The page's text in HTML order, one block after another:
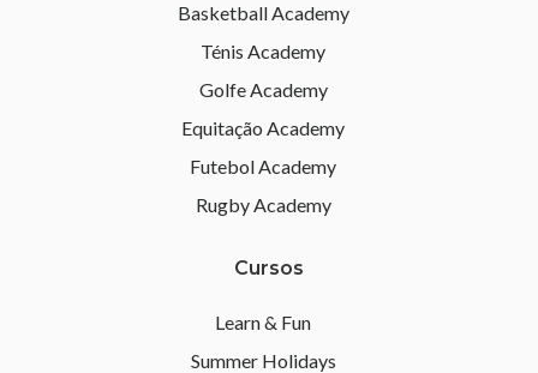
Basketball Academy
Ténis Academy
Golfe Academy
Equitação Academy
Futebol Academy
Rugby Academy
Cursos
Learn & Fun
Summer Holidays